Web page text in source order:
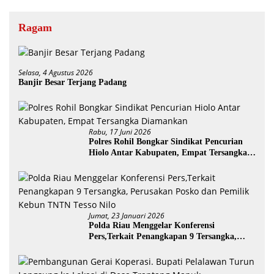
Ragam
Selasa, 4 Agustus 2026
Banjir Besar Terjang Padang
Rabu, 17 Juni 2026
Polres Rohil Bongkar Sindikat Pencurian
Hiolo Antar Kabupaten, Empat Tersangka
Jumat, 23 Januari 2026
Polda Riau Menggelar Konferensi
Pers,Terkait Penangkapan 9 Tersangka,
Tesso Nilo